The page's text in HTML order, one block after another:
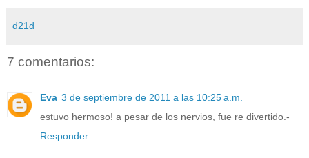
d21d
7 comentarios:
Eva 3 de septiembre de 2011 a las 10:25 a.m.
estuvo hermoso! a pesar de los nervios, fue re divertido.-
Responder